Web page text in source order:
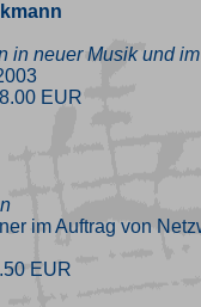
in neuer Musik und
EUR
im Auftrag von
EUR